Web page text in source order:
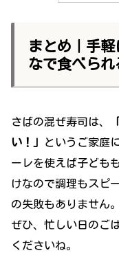
まとめ｜手
なで食べられ
さばの混ぜ寿司は、
い！」
というご家庭
ーレを使えば子ども
けなので調理もスピ
の失敗もありません。
ぜひ、忙しい日のご
くださいね。